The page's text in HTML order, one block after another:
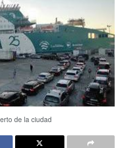
de la ciudad